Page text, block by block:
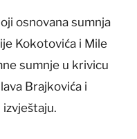
osnovana sumnja
Kokotovića i Mile
sumnje u krivicu
Brajkovića i